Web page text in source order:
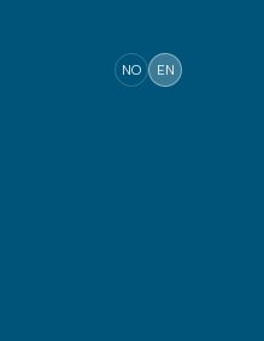
NO EN